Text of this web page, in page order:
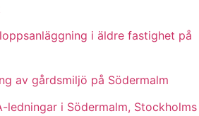
i äldre fastighet på
av gårdsmiljö på Södermalm
ledningar i Södermalm, Stockholms